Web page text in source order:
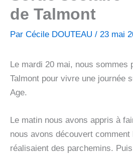
de Talmont
Par Cécile DOUTEAU / 23 mai
Le mardi 20 mai, nous sommes
Talmont pour vivre une journée
Age.
Le matin nous avons appris à
nous avons découvert
réalisaient des parchemins.